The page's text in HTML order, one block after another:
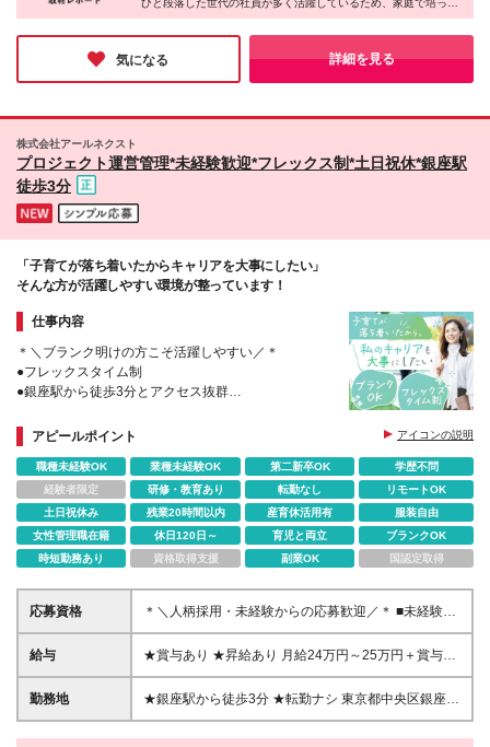
「気配り」や「調整力」がそのまま仕事の武器になっている点が
印象的でした。
もう一度キャリアを歩み直したい方、自分の強みを活かしたい方
にこそ、ご応募いただきたいポジションです！
気になる 詳細を見る
株式会社アールネクスト
プロジェクト運営管理*未経験歓迎*フレックス制*土日祝休*銀座駅
徒歩3分
「子育てが落ち着いたからキャリアを大事にしたい」
そんな方が活躍しやすい環境が整っています！
仕事内容
＊＼ブランク明けの方こそ活躍しやすい／＊
●フレックスタイム制
●銀座駅から徒歩3分とアクセス抜群
●オフィスカジュアルOK
アピールポイント アイコンの説明
職種未経験OK 業種未経験OK 第二新卒OK
学歴不問
経験者限定
研修・教育あり 転勤なし
リモートOK
土日祝休み
残業20時間以内 産育休活用有
服装自由
女性管理職在籍
休日120日～ 育児と両立
ブランクOK
時短勤務あり
資格取得支援 副業OK 国認定取得
応募資格
＊＼人柄採用・未経験からの応募歓迎／＊ ■未経験
OK ■学歴不問 ■30代40代活躍中 入社後は実際の現場
を知れる研修など、 教育サポート体制が整っている
できます◎ ※入社直後から時短勤務で働けるポジショ
ンもご用意！ 詳しくは面接時にご相談ください。
給与
★賞与あり ★昇給あり 月給24万円～25万円＋賞与＋
交通費全額支給 ※経験・能力・年齢を考慮の上で、決
定します。 ※上記の金額には月30時間分のみなし残
勤務地
★銀座駅から徒歩3分 ★転勤ナシ 東京都中央区銀座6-
2-3 Daiwa銀座アネックス8階 (変更の範囲)上記を除く
当社関連勤務地